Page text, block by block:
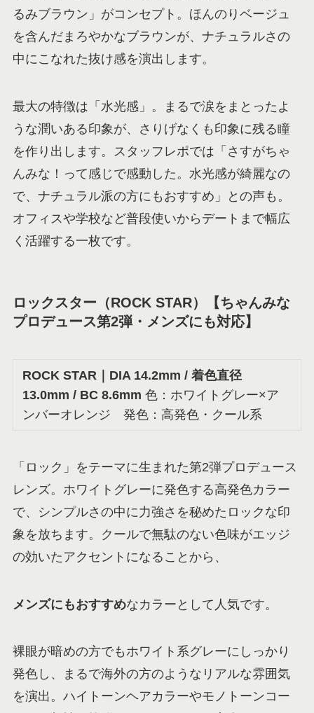
るみブラウン」がコンセプト。ほんのりベージュ
を含んだまろやかなブラウンが、ナチュラルさの
中にこなれた抜け感を演出します。
最大の特徴は「水光感」。まるで涙をまとったよ
うな潤いある印象が、さりげなくも印象に残る瞳
を作り出します。スタッフレポでは「さすがちゃ
んみな！って感じで感動した。水光感が綺麗なの
で、ナチュラル派の方にもおすすめ」との声も。
オフィスや学校など普段使いからデートまで幅広
く活躍する一枚です。
ロックスター（ROCK STAR）【ちゃんみな
プロデュース第2弾・メンズにも対応】
ROCK STAR ｜DIA 14.2mm / 着色直径
13.0mm / BC 8.6mm 色：ホワイトグレー×ア
ンバーオレンジ 発色：高発色・クール系
「ロック」をテーマに生まれた第2弾プロデュース
レンズ。ホワイトグレーに発色する高発色カラー
で、シンプルさの中に力強さを秘めたロックな印
象を放ちます。クールで無駄のない色味がエッジ
の効いたアクセントになることから、
メンズにもおすすめなカラーとして人気です。
裸眼が暗めの方でもホワイト系グレーにしっかり
発色し、まるで海外の方のようなリアルな雰囲気
を演出。ハイトーンヘアカラーやモノトーンコー